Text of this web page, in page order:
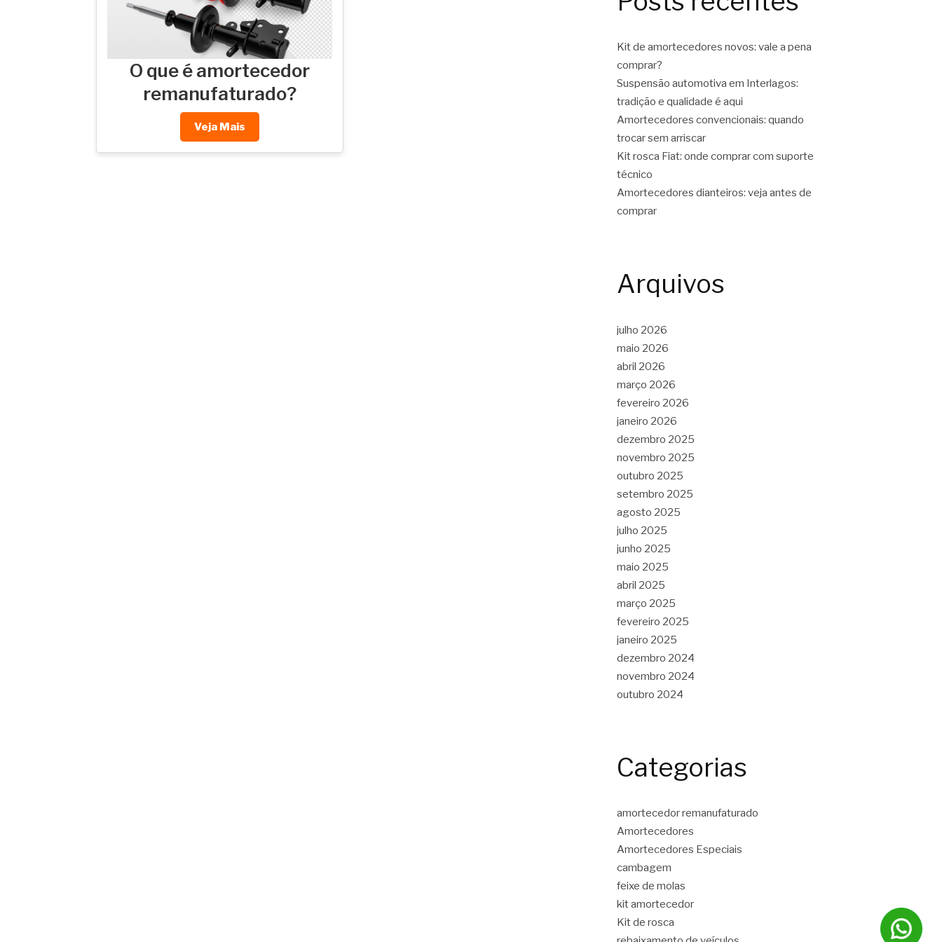
O que é amortecedor
remanufaturado?
Veja Mais
Kit de amortecedores novos: vale a pena
comprar?
Suspensão automotiva em Interlagos:
tradição e qualidade é aqui
Amortecedores convencionais: quando
trocar sem arriscar
Kit rosca Fiat: onde comprar com suporte
técnico
Amortecedores dianteiros: veja antes de
comprar
Arquivos
julho 2026
maio 2026
abril 2026
março 2026
fevereiro 2026
janeiro 2026
dezembro 2025
novembro 2025
outubro 2025
setembro 2025
agosto 2025
julho 2025
junho 2025
maio 2025
abril 2025
março 2025
fevereiro 2025
janeiro 2025
dezembro 2024
novembro 2024
outubro 2024
Categorias
amortecedor remanufaturado
Amortecedores
Amortecedores Especiais
cambagem
feixe de molas
kit amortecedor
Kit de rosca